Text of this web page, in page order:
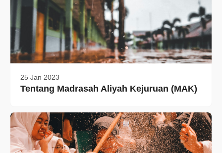
25 Jan 2023
Tentang Madrasah Aliyah Kejuruan (MAK)